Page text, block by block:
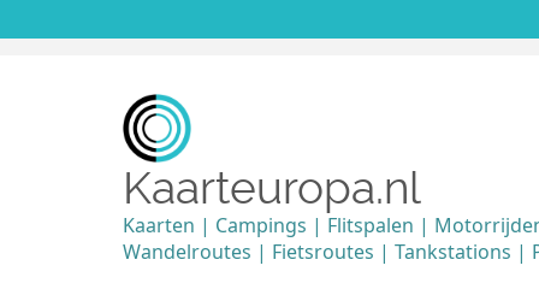
Kaarteuropa.nl
Kaarten | Campings | Flitspalen |
Wandelroutes | Fietsroutes | Tankstations |